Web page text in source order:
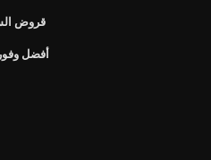
قروض
أفضل